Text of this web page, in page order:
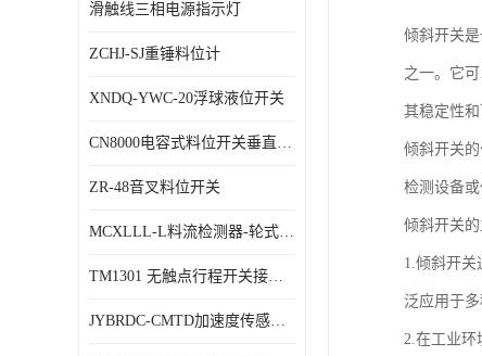
滑触线三相电源指示灯
ZCHJ-SJ重锤料位计
XNDQ-YWC-20浮球液位开关
CN8000电容式料位开关垂直安装时
ZR-48音叉料位开关
MCXLLL-L料流检测器-轮式煤流信号控制器
TM1301 无触点行程开关接线在交通设备中的稳定性
JYBRDC-CMTD加速度传感器距离远
倾斜开关
之一。它
其稳定性和
倾斜开关的
检测设备
倾斜开关
1.倾斜开
泛应用于
2.在工业环